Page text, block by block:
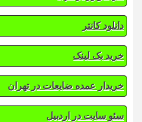
دانلود کانتر
خرید بک لینک
خریدار عمده ضایعات در تهران
سئو سایت در اردبیل